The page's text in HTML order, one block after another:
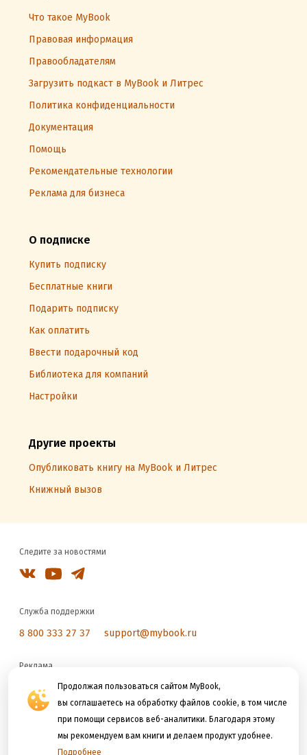
Продолжая пользоваться сайтом MyBook,
вы соглашаетесь на обработку файлов cookie, в том числе
при помощи сервисов веб-аналитики. Благодаря этому
мы рекомендуем вам книги и делаем продукт удобнее.
Подробнее
Что такое MyBook
Правовая информация
Правообладателям
Загрузить подкаст в MyBook и Литрес
Политика конфиденциальности
Документация
Помощь
Рекомендательные технологии
Реклама для бизнеса
О подписке
Купить подписку
Бесплатные книги
Подарить подписку
Как оплатить
Ввести подарочный код
Библиотека для компаний
Настройки
Другие проекты
Опубликовать книгу на MyBook и Литрес
Книжный вызов
Следите за новостями
Служба поддержки
8 800 333 27 37 support@mybook.ru
Реклама
reklama@litres.ru
Мы принимаем к оплате